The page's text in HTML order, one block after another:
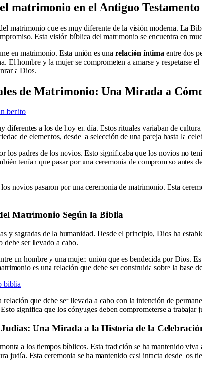
matrimonio en el Antiguo Testamento
matrimonio que es muy diferente de la visión moderna. La
Esta visión bíblica del matrimonio se encuentra en
en matrimonio. Esta unión es una relación íntima entre dos
El hombre y la mujer se comprometen a amarse y respetarse
a Dios.
de Matrimonio: Una Mirada a
benito
diferentes a los de hoy en día. Estos rituales variaban de
de elementos, desde la selección de una pareja hasta la
los padres de los novios. Esto significaba que los novios no
tenían que pasar por una ceremonia de compromiso
novios pasaron por una ceremonia de matrimonio. Esta
Matrimonio Según la Biblia
y sagradas de la humanidad. Desde el principio, Dios ha
ser llevado a cabo.
un hombre y una mujer, unión que es bendecida por Dios.
es una relación que debe ser construida sobre la base
biblia
que debe ser llevada a cabo con la intención de
significa que los cónyuges deben comprometerse a trabajar
Una Mirada a la Historia de la
a los tiempos bíblicos. Esta tradición se ha mantenido
judía. Esta ceremonia se ha mantenido casi intacta desde los